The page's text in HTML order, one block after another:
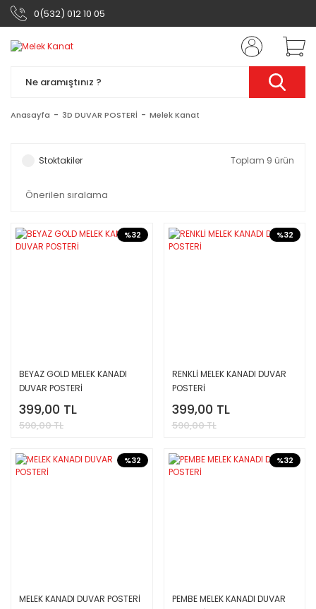
0(532) 012 10 05
Anasayfa 3D DUVAR POSTERİ Melek Kanat
Stoktakiler Toplam 9 ürün
%32
BEYAZ GOLD MELEK KANADI
DUVAR POSTERİ
399,00 TL
590,00 TL
%32
RENKLİ MELEK KANADI DUVAR
POSTERİ
399,00 TL
590,00 TL
%32
MELEK KANADI DUVAR POSTERİ
%32
PEMBE MELEK KANADI DUVAR